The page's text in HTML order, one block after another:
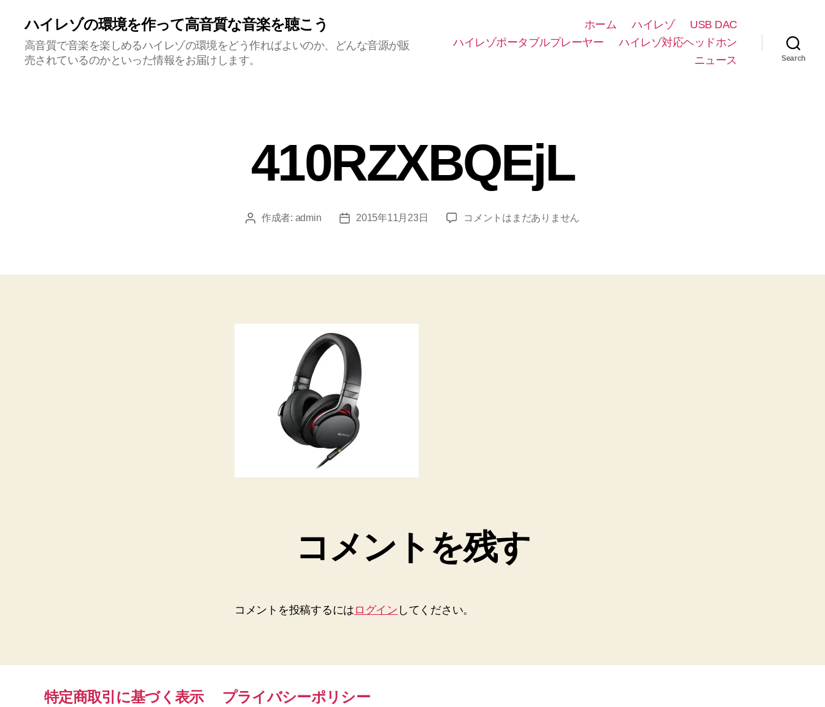
ハイレゾの環境を作って高音質な音楽を聴こう
高音質で音楽を楽しめるハイレゾの環境をどう作ればよいのか、どんな音源が販
売されているのかといった情報をお届けします。
ホーム ハイレゾ
USB DAC
ハイレゾポータブルプレーヤー
ハイレゾ対応ヘッドホン
ニュース
Search
410RZXBQEjL
投 作成者: admin
投
2015年11月23日
410RZXBQEjL
コメントはまだありません
コメントを残す
コメントを投稿するには ログイン してください。
特定商取引に基づく表示 プライバシーポリシー